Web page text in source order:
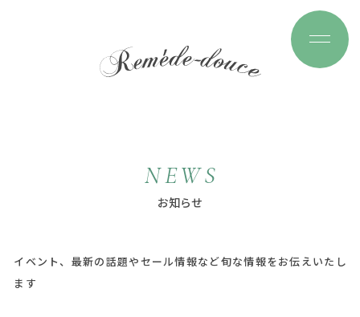
NEWS
お知らせ
イベント、最新の話題やセール情報など旬な情報をお伝えいたし
ます